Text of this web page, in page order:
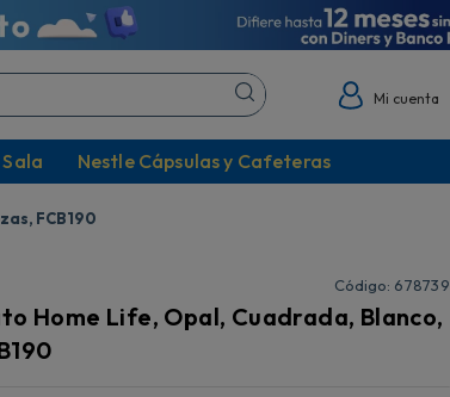
Mi cuenta
Nestle Cápsulas y Cafeteras
FCB190
: 678739
Home Life, Opal, Cuadrada, Blanco,